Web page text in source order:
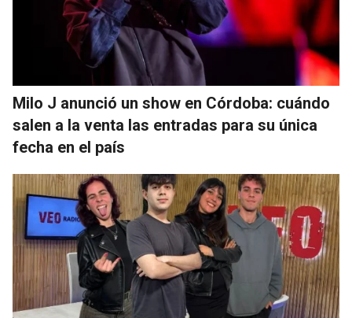
Milo J anunció un show en Córdoba: cuándo
salen a la venta las entradas para su única
fecha en el país